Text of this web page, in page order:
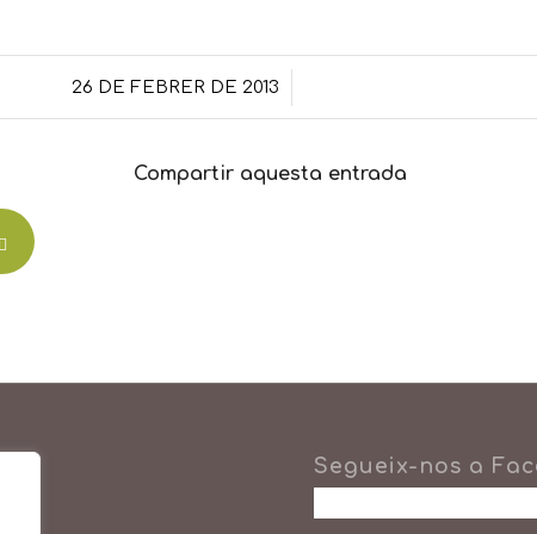
26 DE FEBRER DE 2013
/
Compartir aquesta entrada
Segueix-nos a